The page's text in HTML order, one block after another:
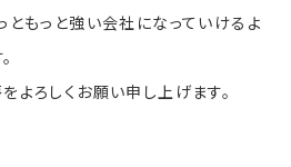
ともっと強い会社になっていけるよ
よろしくお願い申し上げます。